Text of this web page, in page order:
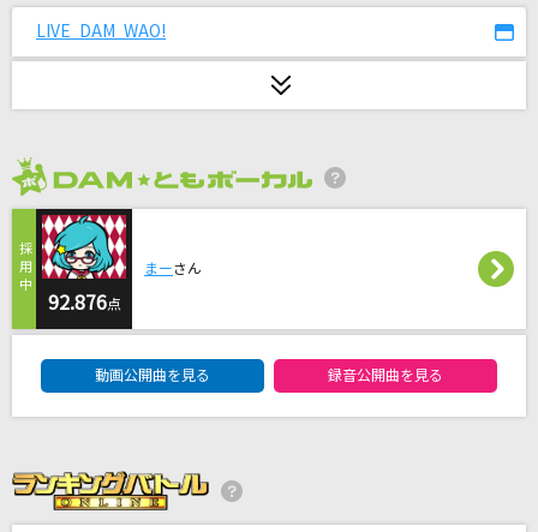
雨とカプチーノ
ポルターガイスト
ヨルシカ
愛麗絲(アリス)
中の島ブルース
内山田洋とクール・ファイブ
BOW AND ARROW(ビデオクリップバージョン)
米津玄師
LIVE DAM WAO!
92.876点
まーさん
動画公開曲を見る 録音公開曲を見る